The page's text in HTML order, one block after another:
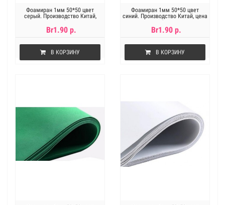
Фоамиран 1мм 50*50 цвет
серый. Производство Китай,
цена за 1лист
Br1.90 р.
В КОРЗИНУ
Фоамиран 1мм 50*50 цвет
синий. Производство Китай, цена
за 1лист
Br1.90 р.
В КОРЗИНУ